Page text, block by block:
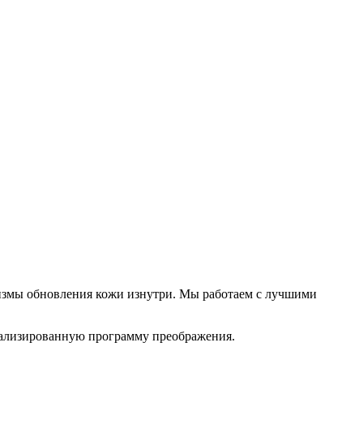
обновления кожи изнутри. Мы работаем с лучшими
программу преображения.